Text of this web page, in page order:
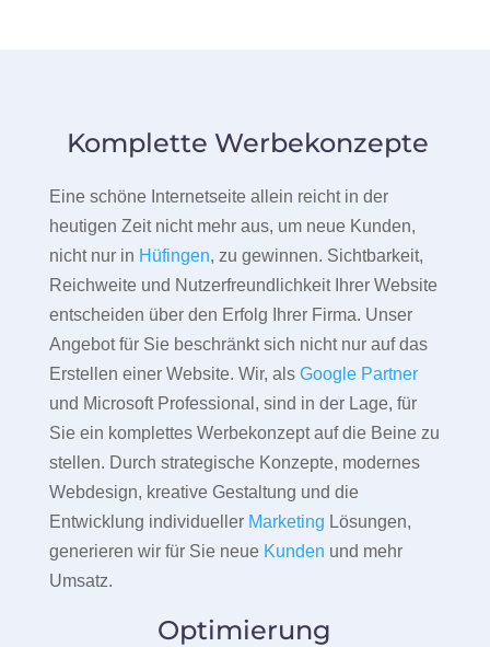
Komplette Werbekonzepte
Eine schöne Internetseite allein reicht in der
heutigen Zeit nicht mehr aus, um neue Kunden,
nicht nur in Hüfingen, zu gewinnen. Sichtbarkeit,
Reichweite und Nutzerfreundlichkeit Ihrer Website
entscheiden über den Erfolg Ihrer Firma. Unser
Angebot für Sie beschränkt sich nicht nur auf das
Erstellen einer Website. Wir, als Google Partner
und Microsoft Professional, sind in der Lage, für
Sie ein komplettes Werbekonzept auf die Beine zu
stellen. Durch strategische Konzepte, modernes
Webdesign, kreative Gestaltung und die
Entwicklung individueller Marketing Lösungen,
generieren wir für Sie neue Kunden und mehr
Umsatz.
Optimierung